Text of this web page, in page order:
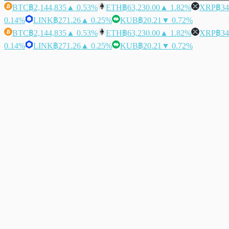
BTC฿2,144,835 ▲ 0.53% ETH฿63,230.00 ▲ 1.82% XRP฿
0.14%
LINK฿271.26 ▲ 0.25% KUB฿20.21 ▼ 0.72%
BTC฿2,144,835 ▲ 0.53% ETH฿63,230.00 ▲ 1.82% XRP฿
0.14%
LINK฿271.26 ▲ 0.25% KUB฿20.21 ▼ 0.72%